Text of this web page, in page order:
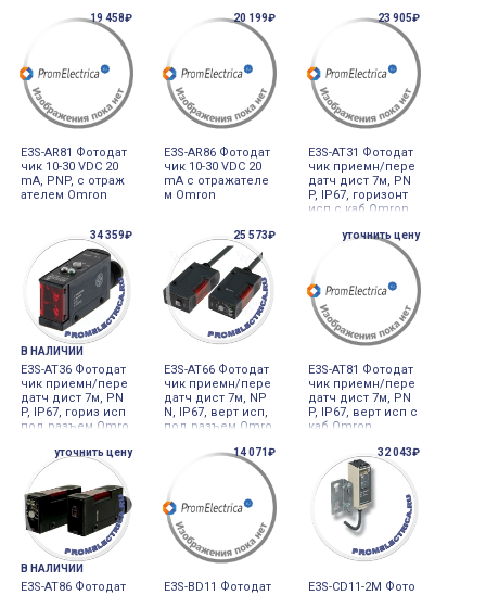
19 458₽
E3S-AR81 Фотодат
чик 10-30 VDC 20
mA, PNP, с отраж
ателем Omron
20 199₽
E3S-AR86 Фотодат
чик 10-30 VDC 20
mA с отражателе
м Omron
23 905₽
E3S-AT31 Фотодат
чик приемн/пере
датч дист 7м, PN
P, IP67, горизонт
исп c каб Omron
34 359₽
В НАЛИЧИИ
E3S-AT36 Фотодат
чик приемн/пере
датч дист 7м, PN
P, IP67, гориз исп
под разъем Omro
25 573₽
E3S-AT66 Фотодат
чик приемн/пере
датч дист 7м, NP
N, IP67, верт исп,
под разъем Omro
уточнить цену
E3S-AT81 Фотодат
чик приемн/пере
датч дист 7м, PN
P, IP67, верт исп c
каб Omron
уточнить цену
В НАЛИЧИИ
E3S-AT86 Фотодат
14 071₽
E3S-BD11 Фотодат
32 043₽
E3S-CD11-2M Фото